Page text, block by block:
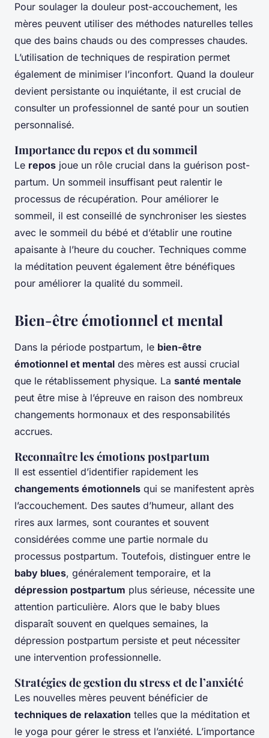
Pour soulager la douleur post-accouchement, les
mères peuvent utiliser des méthodes naturelles telles
que des bains chauds ou des compresses chaudes.
L’utilisation de techniques de respiration permet
également de minimiser l’inconfort. Quand la douleur
devient persistante ou inquiétante, il est crucial de
consulter un professionnel de santé pour un soutien
personnalisé.
Importance du repos et du sommeil
Le repos joue un rôle crucial dans la guérison post-
partum. Un sommeil insuffisant peut ralentir le
processus de récupération. Pour améliorer le
sommeil, il est conseillé de synchroniser les siestes
avec le sommeil du bébé et d’établir une routine
apaisante à l’heure du coucher. Techniques comme
la méditation peuvent également être bénéfiques
pour améliorer la qualité du sommeil.
Bien-être émotionnel et mental
Dans la période postpartum, le bien-être
émotionnel et mental des mères est aussi crucial
que le rétablissement physique. La santé mentale
peut être mise à l’épreuve en raison des nombreux
changements hormonaux et des responsabilités
accrues.
Reconnaître les émotions postpartum
Il est essentiel d’identifier rapidement les
changements émotionnels qui se manifestent après
l’accouchement. Des sautes d’humeur, allant des
rires aux larmes, sont courantes et souvent
considérées comme une partie normale du
processus postpartum. Toutefois, distinguer entre le
baby blues, généralement temporaire, et la
dépression postpartum plus sérieuse, nécessite une
attention particulière. Alors que le baby blues
disparaît souvent en quelques semaines, la
dépression postpartum persiste et peut nécessiter
une intervention professionnelle.
Stratégies de gestion du stress et de l’anxiété
Les nouvelles mères peuvent bénéficier de
techniques de relaxation telles que la méditation et
le yoga pour gérer le stress et l’anxiété. L’importance